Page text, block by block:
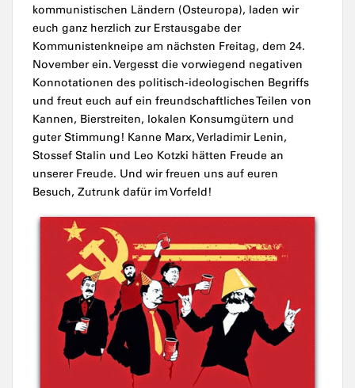
kommunistischen Ländern (Osteuropa), laden wir
euch ganz herzlich zur Erstausgabe der
Kommunistenkneipe am nächsten Freitag, dem 24.
November ein. Vergesst die vorwiegend negativen
Konnotationen des politisch-ideologischen Begriffs
und freut euch auf ein freundschaftliches Teilen von
Kannen, Bierstreiten, lokalen Konsumgütern und
guter Stimmung! Kanne Marx, Verladimir Lenin,
Stossef Stalin und Leo Kotzki hätten Freude an
unserer Freude. Und wir freuen uns auf euren
Besuch, Zutrunk dafür im Vorfeld!